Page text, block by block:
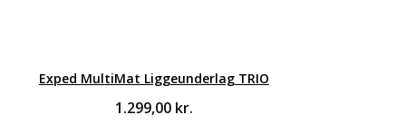
Exped MultiMat Liggeunderlag TRIO
1.299,00 kr.